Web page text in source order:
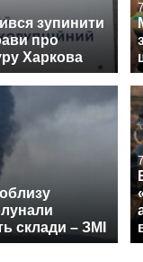
зупинити
про
Харкова
склади – ЗМІ